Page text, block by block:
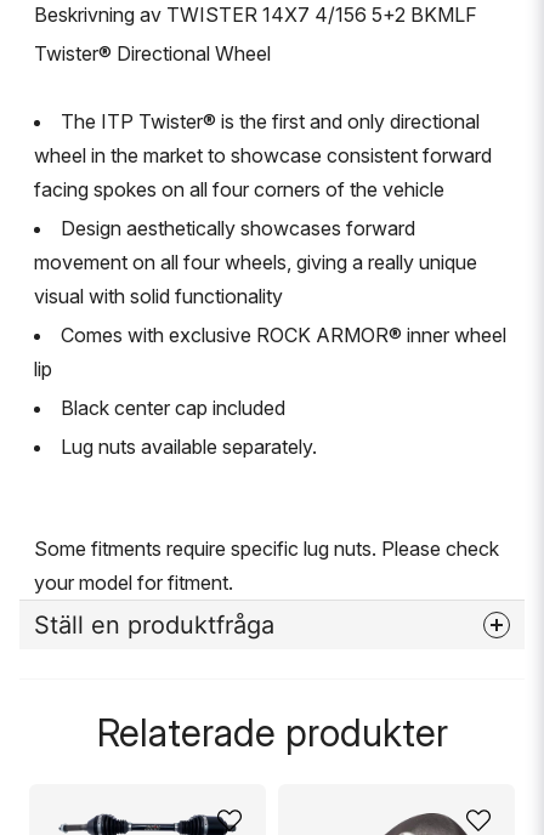
Beskrivning av TWISTER 14X7 4/156 5+2 BKMLF
Twister® Directional Wheel
The ITP Twister® is the first and only directional
wheel in the market to showcase consistent forward
facing spokes on all four corners of the vehicle
Design aesthetically showcases forward
movement on all four wheels, giving a really unique
visual with solid functionality
Comes with exclusive ROCK ARMOR® inner wheel
lip
Black center cap included
Lug nuts available separately.
Some fitments require specific lug nuts. Please check
your model for fitment.
Ställ en produktfråga
Namn
Relaterade produkter